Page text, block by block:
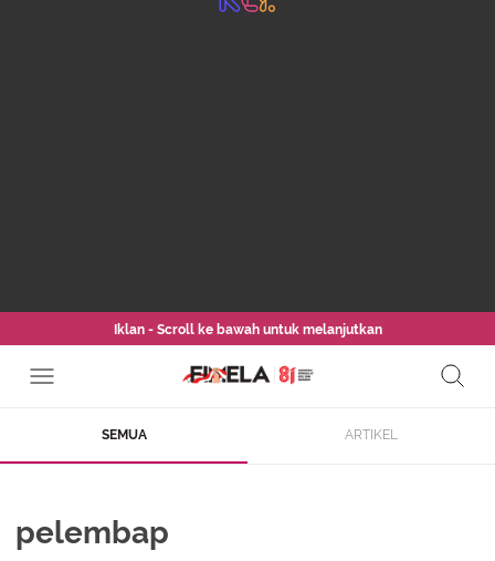
Iklan - Scroll ke bawah untuk melanjutkan
SEMUA ARTIKEL
pelembap